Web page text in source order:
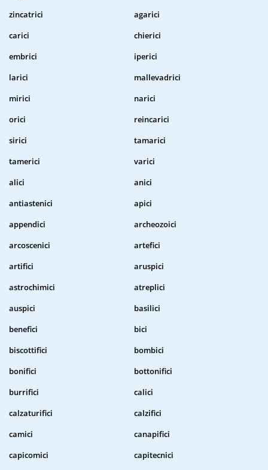
zincatrici
agarici
carici
chierici
embrici
iperici
larici
mallevadrici
mirici
narici
orici
reincarici
sirici
tamarici
tamerici
varici
alici
anici
antiastenici
apici
appendici
archeozoici
arcoscenici
artefici
artifici
aruspici
astrochimici
atreplici
auspici
basilici
benefici
bici
biscottifici
bombici
bonifici
bottonifici
burrifici
calici
calzaturifici
calzifici
camici
canapifici
capicomici
capitecnici